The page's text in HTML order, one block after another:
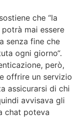
che “la
mai essere
senza fine che
ogni giorno“.
però,
offrire un servizio
assicurarsi di chi
avvisava gli
chat poteva